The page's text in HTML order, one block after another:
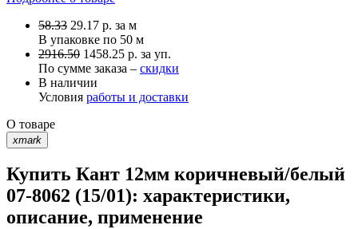
58.33 29.17 р. за м
В упаковке по 50 м
2916.50 1458.25 р. за уп.
По сумме заказа – скидки
В наличии
Условия работы и доставки
О товаре
xmark
Купить Кант 12мм коричневый/белый
07-8062 (15/01): характеристики,
описание, применение